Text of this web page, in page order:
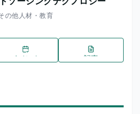
の他人材・教育
イベント 記事